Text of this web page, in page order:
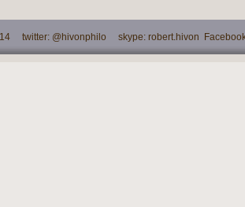
twitter: @hivonphilo skype: robert.hivon